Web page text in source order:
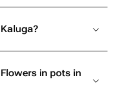
in pots in